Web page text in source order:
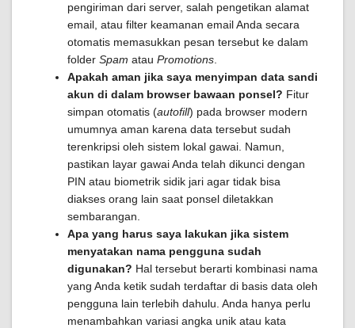
pengiriman dari server, salah pengetikan alamat
email, atau filter keamanan email Anda secara
otomatis memasukkan pesan tersebut ke dalam
folder Spam atau Promotions
Apakah aman jika saya menyimpan data sandi
akun di dalam browser bawaan ponsel? Fitur
simpan otomatis (autofill) pada browser modern
umumnya aman karena data tersebut sudah
terenkripsi oleh sistem lokal gawai. Namun,
pastikan layar gawai Anda telah dikunci dengan
PIN atau biometrik sidik jari agar tidak bisa
diakses orang lain saat ponsel diletakkan
sembarangan.
Apa yang harus saya lakukan jika sistem
menyatakan nama pengguna sudah
digunakan? Hal tersebut berarti kombinasi nama
yang Anda ketik sudah terdaftar di basis data oleh
pengguna lain terlebih dahulu. Anda hanya perlu
menambahkan variasi angka unik atau kata